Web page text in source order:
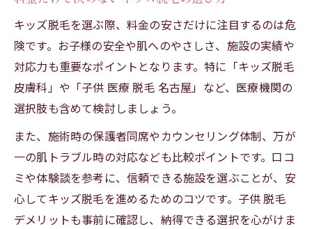
キッズ脱毛を選ぶ際、料金の安さだけに注目するのは危
険です。お子様の安全や肌へのやさしさ、施設の実績や
対応力も重要なポイントとなります。特に「キッズ脱毛
皮膚科」や「子供 医療 脱毛 名古屋」など、医療機関の
選択肢も含めて検討しましょう。
また、施術時の保護者同席やカウンセリング体制、万が
一の肌トラブル時の対応なども比較ポイントです。口コ
ミや体験談を参考に、信頼できる施設を選ぶことが、安
心してキッズ脱毛を進めるためのコツです。子供 脱毛
デメリットも事前に確認し、納得できる選択を心がけま